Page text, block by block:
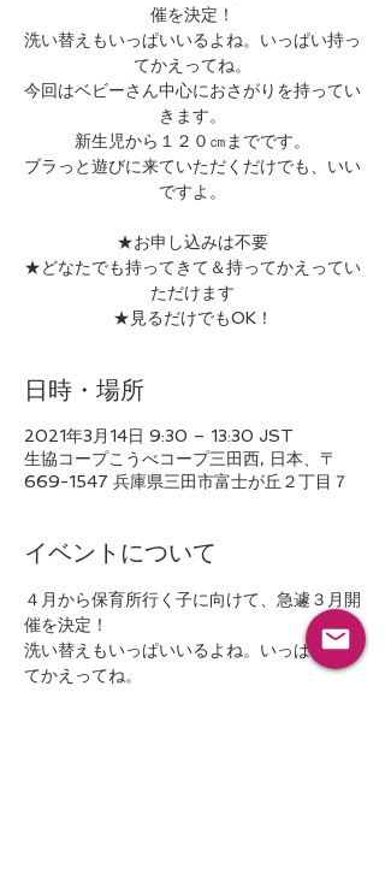
催を決定！
洗い替えもいっぱいいるよね。いっぱい持っ
てかえってね。
今回はベビーさん中心におさがりを持ってい
きます。
新生児から１２０㎝までです。
ブラっと遊びに来ていただくだけでも、いい
ですよ。
★お申し込みは不要
★どなたでも持ってきて＆持ってかえってい
ただけます
★見るだけでもOK！
日時・場所
2021年3月14日 9:30 – 13:30 JST
生協コープこうべコープ三田西, 日本、〒
669-1547 兵庫県三田市富士が丘２丁目７
イベントについて
４月から保育所行く子に向けて、急遽３月開
催を決定！
洗い替えもいっぱいいるよね。いっぱい持っ
てかえってね。